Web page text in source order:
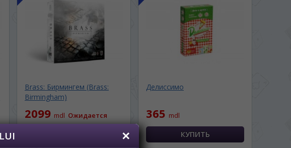
Brass: Бирмингем (Brass:
Birmingham)
2099 mdl Ожидается
Делиссимо
365 mdl